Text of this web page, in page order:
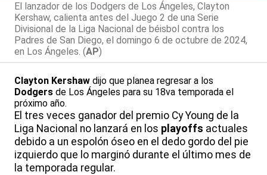
El lanzador de los Dodgers de Los Ángeles, Clayton
Kershaw, calienta antes del Juego 2 de una Serie
Divisional de la Liga Nacional de béisbol contra los
Padres de San Diego, el domingo 6 de octubre de 2024,
en Los Ángeles. (AP)
Clayton Kershaw dijo que planea regresar a los
Dodgers de Los Ángeles para su 18va temporada el
próximo año.
El tres veces ganador del premio Cy Young de la
Liga Nacional no lanzará en los playoffs actuales
debido a un espolón óseo en el dedo gordo del pie
izquierdo que lo marginó durante el último mes de
la temporada regular.